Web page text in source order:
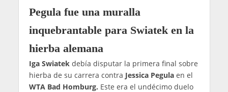
Pegula fue una muralla
inquebrantable para Swiatek en la
hierba alemana
Iga Swiatekdebía disputar la primera final sobre
hierba de su carrera contra Jessica Pegulaen el
WTA Bad Homburg. Este era el undécimo duelo